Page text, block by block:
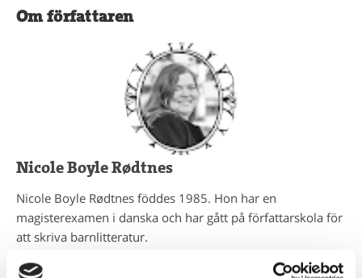
Om författaren
Nicole Boyle Rødtnes
Nicole Boyle Rødtnes föddes 1985. Hon har en
magisterexamen i danska och har gått på författarskola för
att skriva barnlitteratur.
Böckerna om Medusa kom till när Nicoles fru Salina Larsen